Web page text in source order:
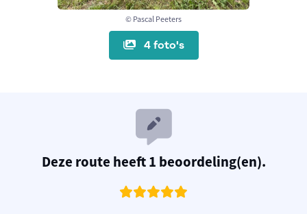
© Pascal Peeters
4 foto's
Deze route heeft 1 beoordeling(en).